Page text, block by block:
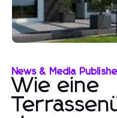
News & Media
Wie eine